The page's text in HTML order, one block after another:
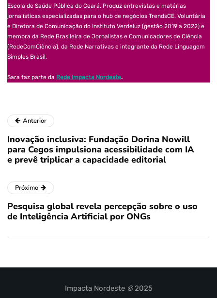
Escola de Saúde Pública do Ceará. Produz entrevistas e matérias
jornalísticas especializadas para o hub de negócios TrendsCE. Voluntária
e Diretora de Comunicação do Instituto Verdeluz (gestão 2019 a 2022) e
membra da Rede Brasileira de Jornalistas e Comunicadores de Ciência
(RedeComCiência), da Rede Narrativas e integrante da Rede Linguagem
Simples Brasil.
Sara faz parte da Rede Impacta Nordeste.
Anterior
Inovação inclusiva: Fundação Dorina Nowill
para Cegos impulsiona acessibilidade com IA
e prevê triplicar a capacidade editorial
Próximo
Pesquisa global revela percepção sobre o uso
de Inteligência Artificial por ONGs
Impacta Nordeste ©2025